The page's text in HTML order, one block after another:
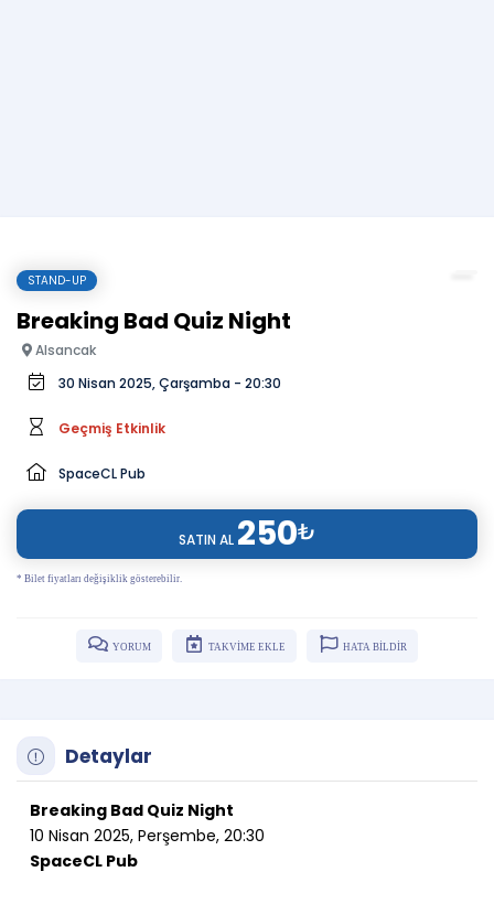
STAND-UP
Breaking Bad Quiz Night
Alsancak
30 Nisan 2025, Çarşamba - 20:30
Geçmiş Etkinlik
SpaceCL Pub
SATIN AL 250₺
* Bilet fiyatları değişiklik gösterebilir.
YORUM TAKVİME EKLE HATA BİLDİR
Detaylar
Breaking Bad Quiz Night
10 Nisan 2025, Perşembe, 20:30
SpaceCL Pub